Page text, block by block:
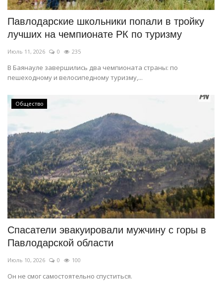
Павлодарские школьники попали в тройку
лучших на чемпионате РК по туризму
Июль 11, 2026 0 235
В Баянауле завершились два чемпионата страны: по
пешеходному и велосипедному туризму,...
Общество
Спасатели эвакуировали мужчину с горы в
Павлодарской области
Июль 10, 2026 0 100
Он не смог самостоятельно спуститься.